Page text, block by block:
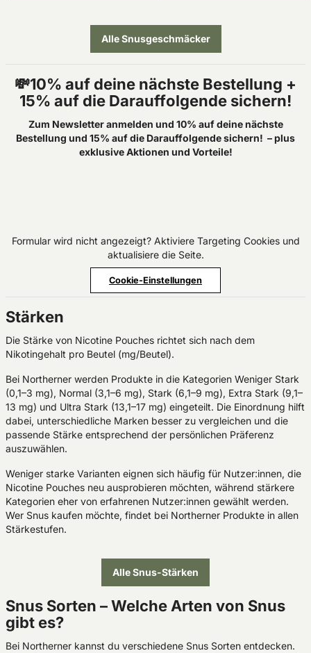
Alle Snusgeschmäcker
💸10% auf deine nächste Bestellung +
15% auf die Darauffolgende sichern!
Zum Newsletter anmelden und 10% auf deine nächste
Bestellung und 15% auf die Darauffolgende sichern! – plus
exklusive Aktionen und Vorteile!
Formular wird nicht angezeigt? Aktiviere Targeting Cookies und
aktualisiere die Seite.
Cookie-Einstellungen
Stärken
Die Stärke von Nicotine Pouches richtet sich nach dem
Nikotingehalt pro Beutel (mg/Beutel).
Bei Northerner werden Produkte in die Kategorien Weniger Stark
(0,1–3 mg), Normal (3,1–6 mg), Stark (6,1–9 mg), Extra Stark (9,1–
13 mg) und Ultra Stark (13,1–17 mg) eingeteilt. Die Einordnung hilft
dabei, unterschiedliche Marken besser zu vergleichen und die
passende Stärke entsprechend der persönlichen Präferenz
auszuwählen.
Weniger starke Varianten eignen sich häufig für Nutzer:innen, die
Nicotine Pouches neu ausprobieren möchten, während stärkere
Kategorien eher von erfahrenen Nutzer:innen gewählt werden.
Wer Snus kaufen möchte, findet bei Northerner Produkte in allen
Stärkestufen.
Alle Snus-Stärken
Snus Sorten – Welche Arten von Snus
gibt es?
Bei Northerner kannst du verschiedene Snus Sorten entdecken.